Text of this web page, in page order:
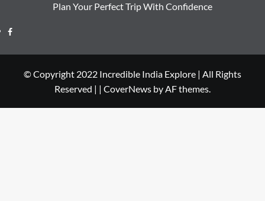
Plan Your Perfect Trip With Confidence
© Copyright 2022 Incredible India Explore | All Rights
Reserved | | CoverNews by AF themes.